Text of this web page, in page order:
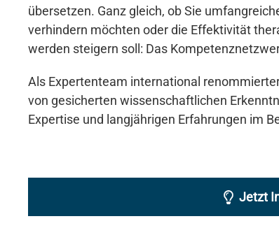
übersetzen. Ganz gleich, ob Sie
verhindern möchten oder die Effektivität
werden steigern soll: Das
Als Expertenteam international
von gesicherten wissenschaftlichen
Expertise und langjährigen Erfahrungen im
Jetzt